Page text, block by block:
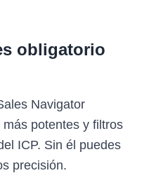
obligatorio
Navigator
potentes y filtros
ICP. Sin él puedes
precisión.